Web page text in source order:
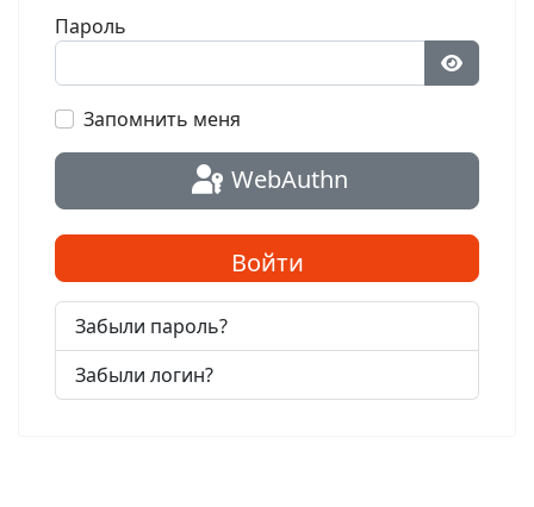
Пароль
Запомнить меня
WebAuthn
Войти
Забыли пароль?
Забыли логин?